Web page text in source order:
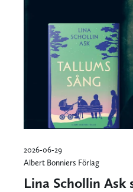
2026-06-29
Albert Bonniers Förlag
Lina Schollin Ask